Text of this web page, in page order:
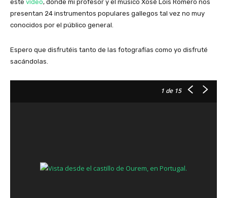
este vídeo, donde mi profesor y el músico Xosé Lois Romero nos
presentan 24 instrumentos populares gallegos tal vez no muy
conocidos por el público general.
Espero que disfrutéis tanto de las fotografías como yo disfruté
sacándolas.
1 de 15